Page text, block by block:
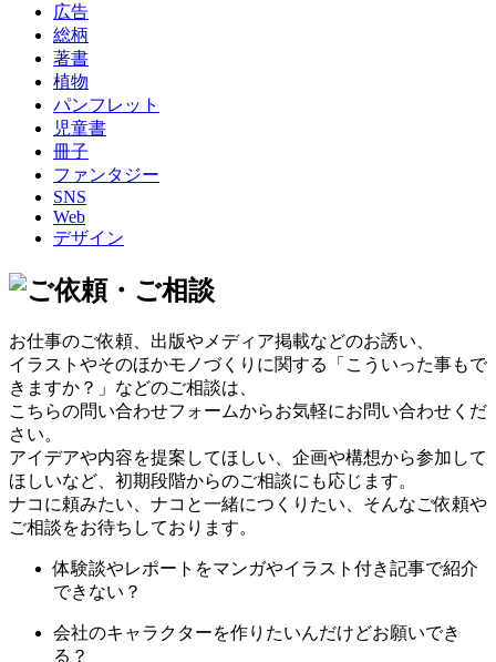
広告
総柄
著書
植物
パンフレット
児童書
冊子
ファンタジー
SNS
Web
デザイン
お仕事のご依頼、出版やメディア掲載などのお誘い、
イラストやそのほかモノづくりに関する
「こういった事もで
きますか？」などのご相談は、
こちらの問い合わせフォームからお気軽にお問い合わせくだ
さい。
アイデアや内容を提案してほしい、企画や構想から参加して
ほしいなど、 初期段階からのご相談にも応じます。
ナコに頼みたい、ナコと一緒につくりたい、 そんなご依頼や
ご相談をお待ちしております。
体験談やレポートをマンガやイラスト付き記事で紹介
できない？
会社のキャラクターを作りたいんだけどお願いでき
る？